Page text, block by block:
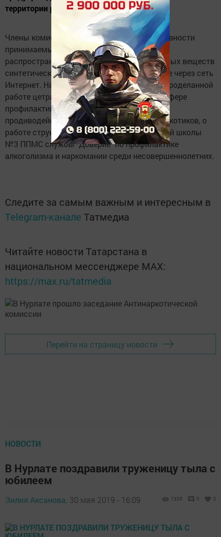
территории района.
Члены комиссии обсудили вопрос эффективности
принимаемых мер по продиводействию
распространения новых видов психоактивных веществ
синтетического происхождения, в том числе через сеть
Интернет. На заседании заслушан отчет о проделанной
работе цетральной районной больницей в сфере
профилактики наркотизации населения и
продиводействия незаконному обороту наркотиков, о
работе структурного подразделения средней школы
№3 ППМС службы "Доверие" по профилактике
алкоголизма и наркомании среди несовершеннолетних.
Следите за самым важным и интересным в
Telegram-канале Татмедиа
Читайте новости Татарстана в
национальном мессенджере MАХ:
https://max.ru/tatmedia
Перейти на страницу новости
НОВОСТИ
В Нурлате поздравили труженицу тыла с
юбилеем
Зилия Аксанова, 30 мая 2019 - 16:09 1335 0 0